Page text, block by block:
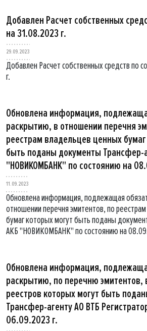
Добавлен Расчет собственных
на 31.08.2023 г.
29.09.2023
Добавлен Расчет собственных средств по
г.
Обновлена информация,
раскрытию, в отношении перечня
реестрам владельцев ценных
быть поданы документы Трансфер-
"НОВИКОМБАНК" по состоянию на
11.09.2023
Обновлена информация, подлежащая
отношении перечня эмитентов, по
бумаг которых могут быть поданы
АКБ "НОВИКОМБАНК" по состоянию на
Обновлена информация,
раскрытию, по перечню эмитентов,
реестров которых могут быть
Трансфер-агенту АО ВТБ
06.09.2023 г.